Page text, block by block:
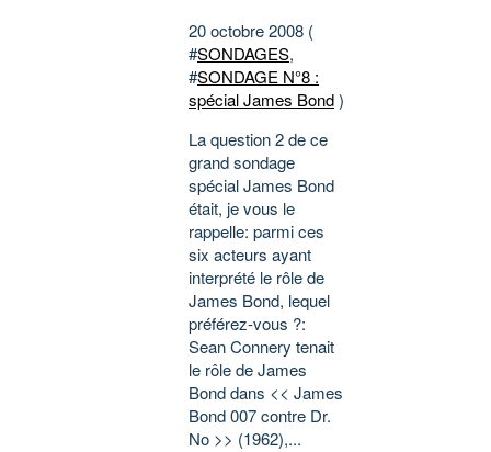
20 octobre 2008 (
#SONDAGES,
#SONDAGE N°8 :
spécial James Bond)
La question 2 de ce
grand sondage
spécial James Bond
était, je vous le
rappelle: parmi ces
six acteurs ayant
interprété le rôle de
James Bond, lequel
préférez-vous ?:
Sean Connery tenait
le rôle de James
Bond dans << James
Bond 007 contre Dr.
No >> (1962),...